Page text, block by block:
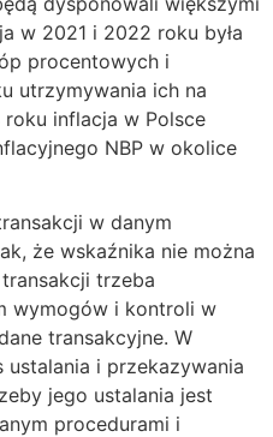
w 2021 i 2022 roku była
procentowych i
utrzymywania ich na
inflacja w Polsce
NBP w okolice
w danym
że wskaźnika nie można
trzeba
wymogów i kontroli w
transakcyjne. W
ustalania i przekazywania
jego ustalania jest
procedurami i